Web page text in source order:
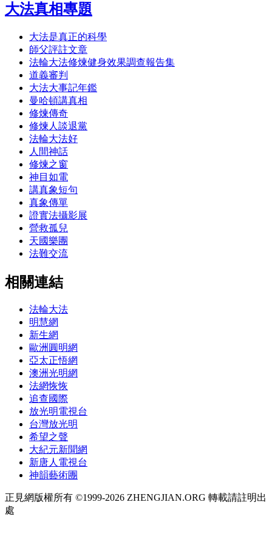
大法真相專題
大法是真正的科學
師父評註文章
法輪大法修煉健身效果調查報告集
道義審判
大法大事記年鑑
曼哈頓講真相
修煉傳奇
修煉人談退黨
法輪大法好
人間神話
修煉之窗
神目如電
講真象短句
真象傳單
證實法攝影展
營救孤兒
天國樂團
法難交流
相關連結
法輪大法
明慧網
新生網
歐洲圓明網
亞太正悟網
澳洲光明網
法網恢恢
追查國際
放光明電視台
台灣放光明
希望之聲
大紀元新聞網
新唐人電視台
神韻藝術團
正見網版權所有 ©1999-2026 ZHENGJIAN.ORG 轉載請註明出
處